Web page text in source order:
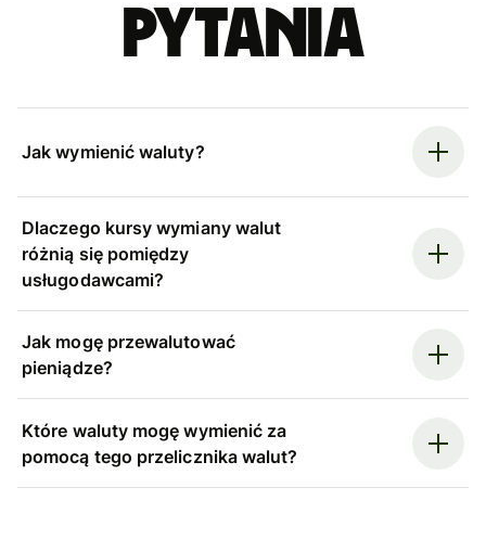
pytania
Jak wymienić waluty?
Dlaczego kursy wymiany walut
różnią się pomiędzy
usługodawcami?
Jak mogę przewalutować
pieniądze?
Które waluty mogę wymienić za
pomocą tego przelicznika walut?